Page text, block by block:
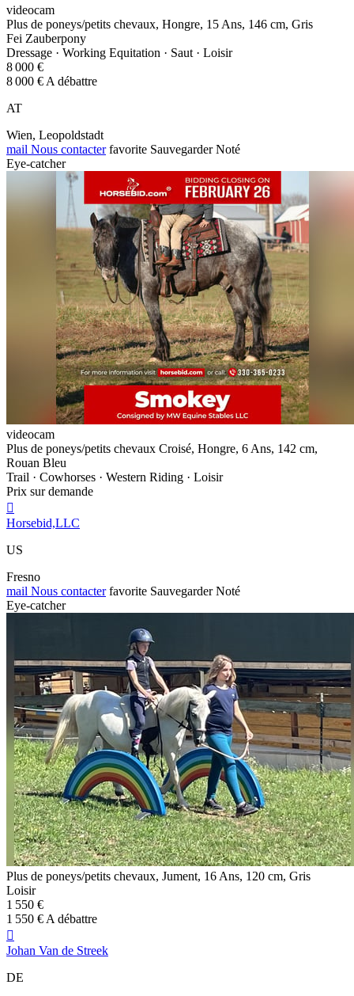
videocam
Plus de poneys/petits chevaux, Hongre, 15 Ans, 146 cm, Gris
Fei Zauberpony
Dressage · Working Equitation · Saut · Loisir
8 000 €
8 000 € A débattre
AT
Wien, Leopoldstadt
mail Nous contacter favorite Sauvegarder Noté
Eye-catcher
videocam
Plus de poneys/petits chevaux Croisé, Hongre, 6 Ans, 142 cm,
Rouan Bleu
Trail · Cowhorses · Western Riding · Loisir
Prix sur demande

Horsebid,LLC
US
Fresno
mail Nous contacter favorite Sauvegarder Noté
Eye-catcher
Plus de poneys/petits chevaux, Jument, 16 Ans, 120 cm, Gris
Loisir
1 550 €
1 550 € A débattre

Johan Van de Streek
DE